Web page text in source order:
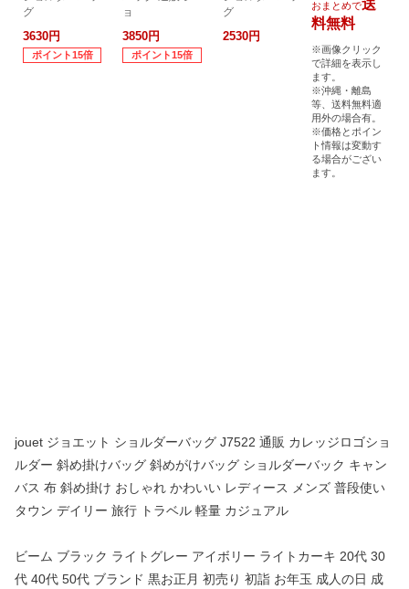
jouet ジョエット ショルダーバッグ J7522 通販 カレッジロゴショ
ルダー 斜め掛けバッグ 斜めがけバッグ ショルダーバック キャン
バス 布 斜め掛け おしゃれ かわいい レディース メンズ 普段使い
タウン デイリー 旅行 トラベル 軽量 カジュアル
ビーム ブラック ライトグレー アイボリー ライトカーキ 20代 30
代 40代 50代 ブランド 黒お正月 初売り 初詣 お年玉 成人の日 成